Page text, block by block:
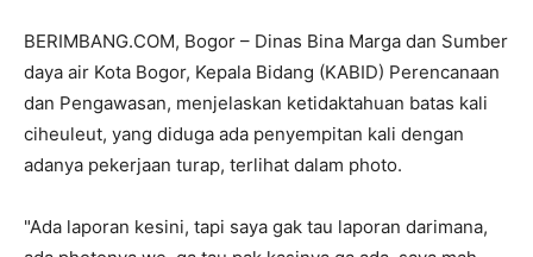
BERIMBANG.COM, Bogor – Dinas Bina Marga dan Sumber
daya air Kota Bogor, Kepala Bidang (KABID) Perencanaan
dan Pengawasan, menjelaskan ketidaktahuan batas kali
ciheuleut, yang diduga ada penyempitan kali dengan
adanya pekerjaan turap, terlihat dalam photo.
"Ada laporan kesini, tapi saya gak tau laporan darimana,